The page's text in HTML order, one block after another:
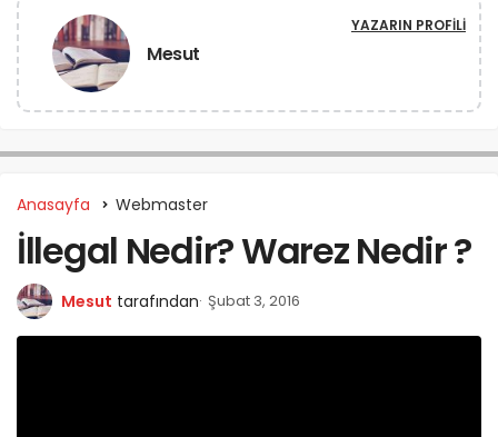
Mesut
YAZARIN PROFILI
Anasayfa Webmaster
İllegal Nedir? Warez Nedir ?
Mesut tarafından Şubat 3, 2016